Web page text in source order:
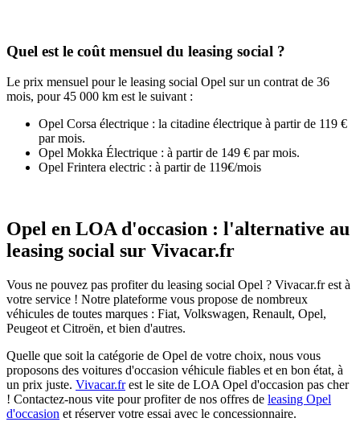
Quel est le coût mensuel du leasing social ?
Le prix mensuel pour le leasing social Opel sur un contrat de 36
mois, pour 45 000 km est le suivant :​
Opel Corsa électrique : la citadine électrique à partir de 119 €
par mois.
Opel Mokka Électrique : à partir de 149 € par mois.
Opel Frintera electric : à partir de 119€/mois
Opel en LOA d'occasion : l'alternative au
leasing social sur Vivacar.fr
Vous ne pouvez pas profiter du leasing social Opel ? Vivacar.fr est à
votre service ! Notre plateforme vous propose de nombreux
véhicules de toutes marques : Fiat, Volkswagen, Renault, Opel,
Peugeot et Citroën, et bien d'autres.
Quelle que soit la catégorie de Opel de votre choix, nous vous
proposons des voitures d'occasion véhicule fiables et en bon état, à
un prix juste. Vivacar.frest le site de LOA Opel d'occasion pas cher
! Contactez-nous vite pour profiter de nos offres de leasing Opel
d'occasion et réserver votre essai avec le concessionnaire.